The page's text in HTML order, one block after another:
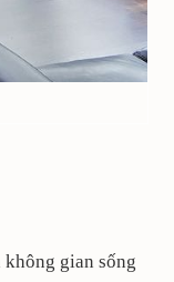
gian sống